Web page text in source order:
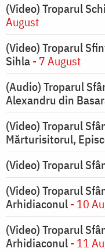
(Video) Troparul
August
(Video) Troparul
Sihla- 7 August
(Audio) Troparul
Alexandru din
(Video) Troparul
Mărturisitorul,
(Video) Troparul
(Video) Troparul
Arhidiaconul- 10
(Video) Troparul
Arhidiaconul- 11